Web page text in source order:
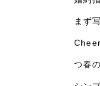
まず
つ春